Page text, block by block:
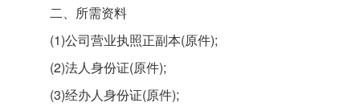
二、所需资料
(1)公司营业执照正副本(原件);
(2)法人身份证(原件);
(3)经办人身份证(原件);